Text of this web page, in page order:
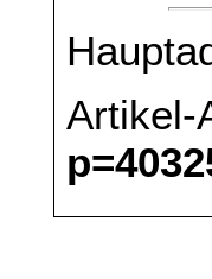
Artikel-